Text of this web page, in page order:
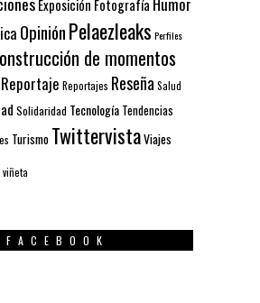
Exposición Fotografía
OpiniónPelaezleaks Perfiles
de momentos
Reportaje Reportajes ReseñaSalud
Solidaridad Tecnología Tendencias
Turismo TwittervistaViajes
viñeta
FACEBOOK